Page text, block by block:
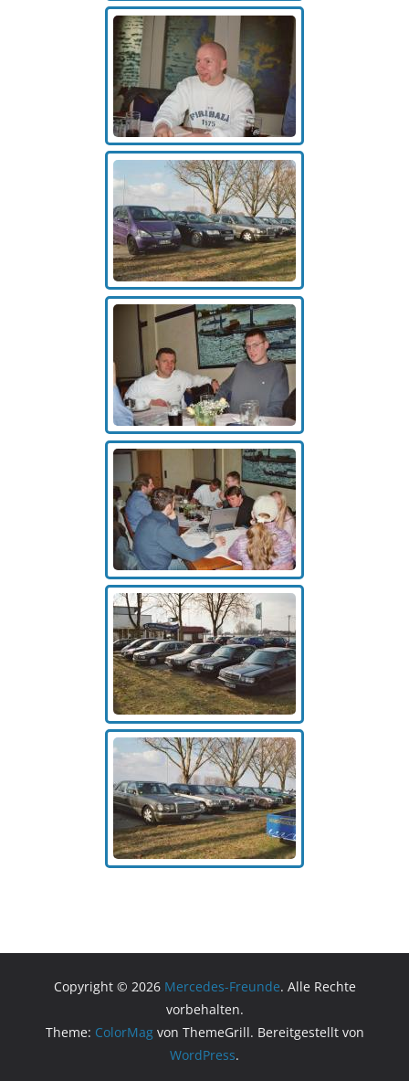
Copyright © 2026 Mercedes-Freunde. Alle Rechte
vorbehalten.
Theme: ColorMagvon ThemeGrill. Bereitgestellt von
WordPress.